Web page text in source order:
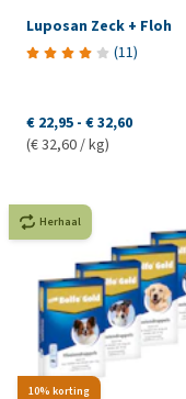
Luposan Zeck + Floh
(11)
€ 22,95 - € 32,60
(€ 32,60 / kg)
10% korting
Herhaal